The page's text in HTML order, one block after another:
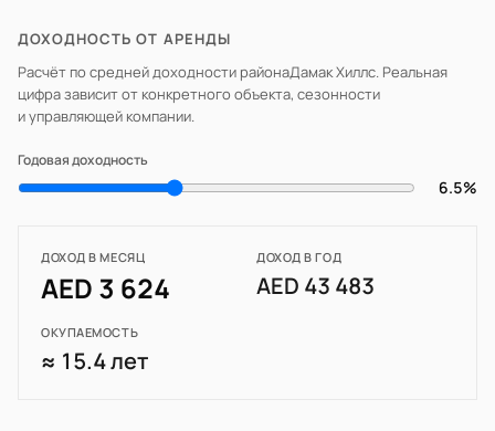
ДОХОДНОСТЬ ОТ АРЕНДЫ
Расчёт по средней доходности районаДамак Хиллс. Реальная
цифра зависит от конкретного объекта, сезонности
и управляющей компании.
Годовая доходность
6.5%
ДОХОД В МЕСЯЦ
AED 3 624
ДОХОД В ГОД
AED 43 483
ОКУПАЕМОСТЬ
≈ 15.4 лет